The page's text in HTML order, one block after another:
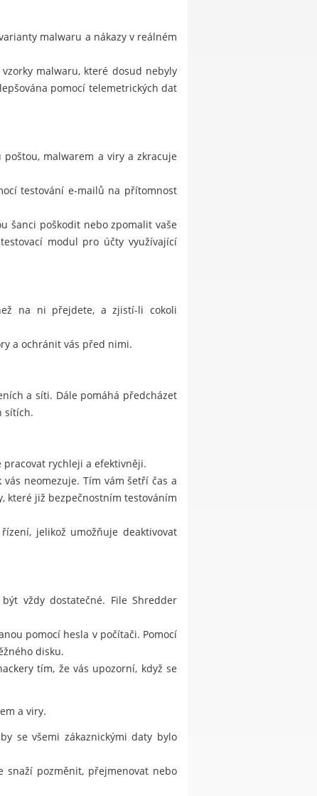
malwaru a nákazy v reálném
malwaru, které dosud nebyly
pomocí telemetrických dat
malwarem a viry a zkracuje
testování e-mailů na přítomnost
šanci poškodit nebo zpomalit vaše
modul pro účty využívající
na ni přejdete, a zjistí-li cokoli
a ochránit vás před nimi.
a síti. Dále pomáhá předcházet
sítích.
pracovat rychleji a efektivněji.
neomezuje. Tím vám šetří čas a
které již bezpečnostním testováním
jelikož umožňuje deaktivovat
vždy dostatečné. File Shredder
pomocí hesla v počítači. Pomocí
disku.
tím, že vás upozorní, když se
a viry.
se všemi zákaznickými daty bylo
snaží pozměnit, přejmenovat nebo